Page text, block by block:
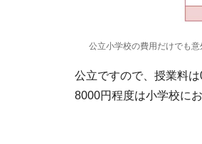
公立小学校の費用だけでも意
公立ですので、授業料
8000円程度は小学校に